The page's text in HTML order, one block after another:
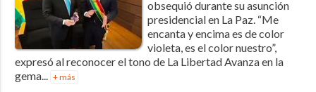
obsequió durante su asunción
presidencial en La Paz. “Me
encanta y encima es de color
violeta, es el color nuestro”,
expresó al reconocer el tono de La Libertad Avanza en la
gema... + más